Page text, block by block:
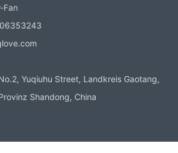
Fan
Yuqiuhu Street, Landkreis Gaotang,
Shandong, China